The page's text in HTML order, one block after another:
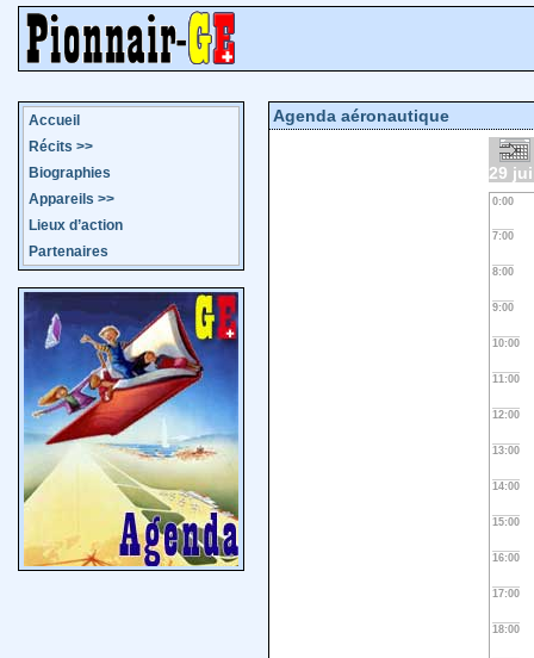
Accueil
Récits >>
Biographies
Appareils >>
Lieux d’action
Partenaires
Agenda aéronautique
29
0:00
7:00
8:00
9:00
10:00
11:00
12:00
13:00
14:00
15:00
16:00
17:00
18:00